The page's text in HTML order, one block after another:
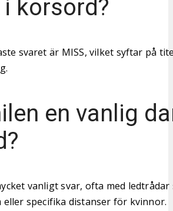
korsord?
svaret är MISS, vilket syftar på
en vanlig
vanligt svar, ofta med
eller specifika distanser för kvinnor.